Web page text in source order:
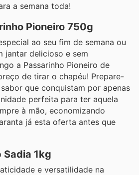
a semana toda!
Pioneiro 750g
ao seu fim de semana ou
jantar delicioso e sem
a Passarinho Pioneiro de
de tirar o chapéu! Prepare-
que conquistam por apenas
perfeita para ter aquela
à mão, economizando
já esta oferta antes que
Sadia 1kg
e versatilidade na